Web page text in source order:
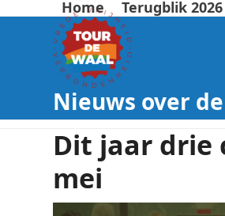
Home Terugblik 2026
Nieuws over
Dit jaar drie
mei